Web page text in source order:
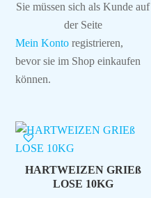
Sie müssen sich als Kunde auf
der Seite
Mein Konto registrieren,
bevor sie im Shop einkaufen
können.
HARTWEIZEN GRIEß
LOSE 10KG